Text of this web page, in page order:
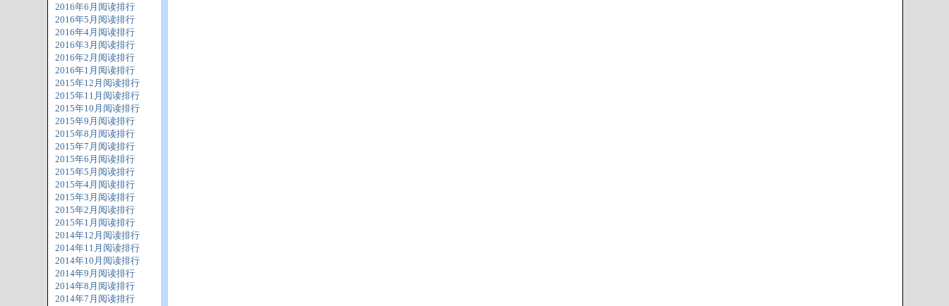
2016年6月阅读排行
2016年5月阅读排行
2016年4月阅读排行
2016年3月阅读排行
2016年2月阅读排行
2016年1月阅读排行
2015年12月阅读排行
2015年11月阅读排行
2015年10月阅读排行
2015年9月阅读排行
2015年8月阅读排行
2015年7月阅读排行
2015年6月阅读排行
2015年5月阅读排行
2015年4月阅读排行
2015年3月阅读排行
2015年2月阅读排行
2015年1月阅读排行
2014年12月阅读排行
2014年11月阅读排行
2014年10月阅读排行
2014年9月阅读排行
2014年8月阅读排行
2014年7月阅读排行